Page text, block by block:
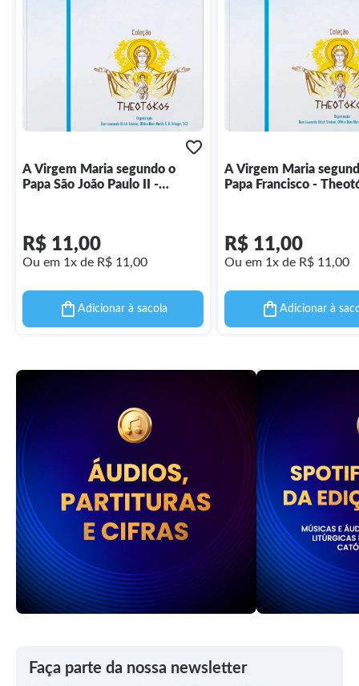
A Virgem Maria segundo o
Papa São João Paulo II -
R$ 11,00
Ou em 1x de R$ 11,00
Adicionar à sacola
A Virgem Maria
Papa Francisco -
R$ 11,00
Ou em 1x de R$ 11,00
Adicionar à
Faça parte da nossa newsletter